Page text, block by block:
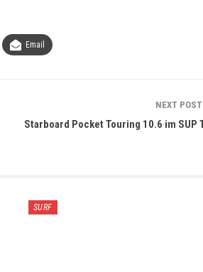
Email
NEXT
Starboard Pocket Touring 10.6 im SUP
SURF